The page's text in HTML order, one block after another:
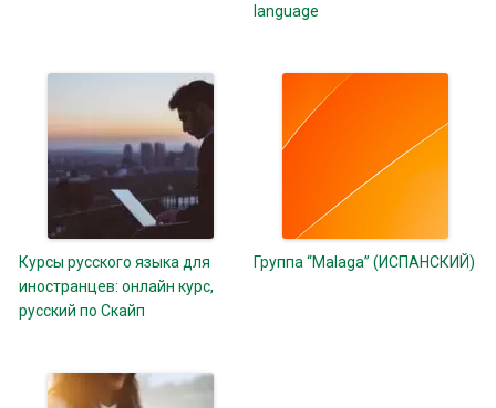
language
Курсы русского языка для
иностранцев: онлайн курс,
русский по Скайп
Группа “Malaga” (ИСПАНСКИЙ)